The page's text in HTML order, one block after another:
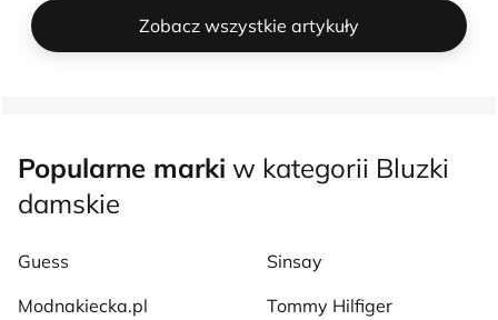
Zobacz wszystkie artykuły
Popularne marki w kategorii Bluzki
damskie
Guess
Modnakiecka.pl
Sinsay
Tommy Hilfiger